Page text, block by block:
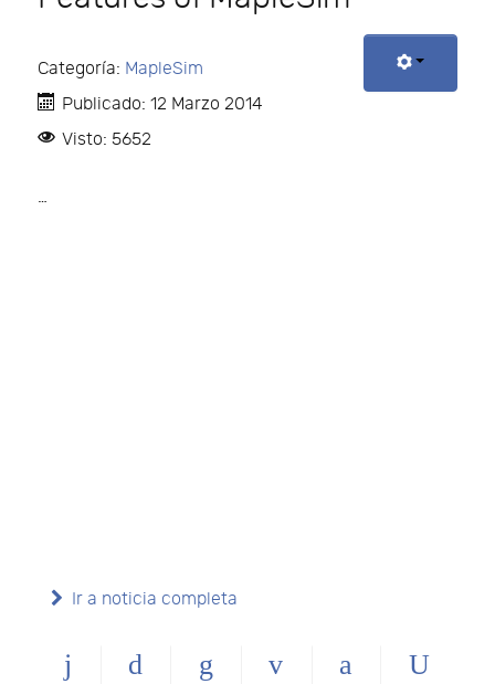
Categoría: MapleSim
Publicado: 12 Marzo 2014
Visto: 5652
…
Ir a noticia completa